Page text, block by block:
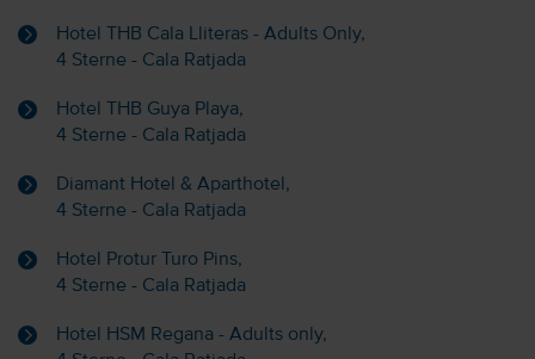
Hotel THB Cala Lliteras - Adults Only,
4 Sterne - Cala Ratjada
Hotel THB Guya Playa,
4 Sterne - Cala Ratjada
Diamant Hotel & Aparthotel,
4 Sterne - Cala Ratjada
Hotel Protur Turo Pins,
4 Sterne - Cala Ratjada
Hotel HSM Regana - Adults only,